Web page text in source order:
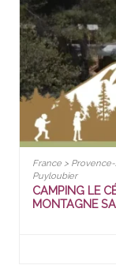
France >
Puyloubier
CAMPING LE
MONTAGNE